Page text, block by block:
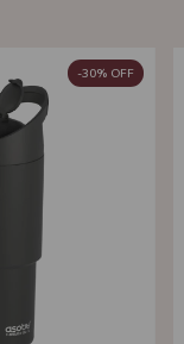
-30% OFF